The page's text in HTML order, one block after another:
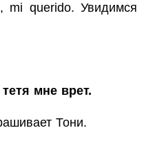
mi querido. Увидимся
мне врет.
Тони.